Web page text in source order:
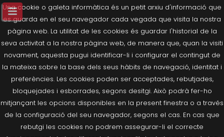
Una cookie o galeta informàtica és un petit arxiu d'informació que
es guarda en el seu navegador cada vegada que visita la nostra
pàgina web. La utilitat de les cookies és guardar l'historial de la
seva activitat a la nostra pàgina web, de manera que, quan la visiti
novament, aquesta pugui identificar-li i configurar el contingut de
la mateixa sobre la base dels seus hàbits de navegació, identitat i
preferències. Les cookies poden ser acceptades, rebutjades,
bloquejades i esborrades, segons desitgi. Això podrà fer-ho
mitjançant les opcions disponibles en la present finestra o a través
de la configuració del seu navegador, segons el cas. En cas que
rebutgi les cookies no podrem assegurar-li el correcte